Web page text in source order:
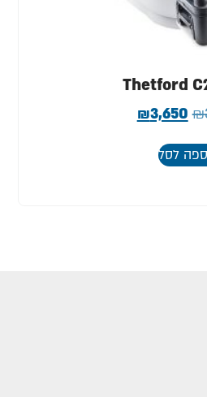
Thetford
₪
₪3,650
לסל